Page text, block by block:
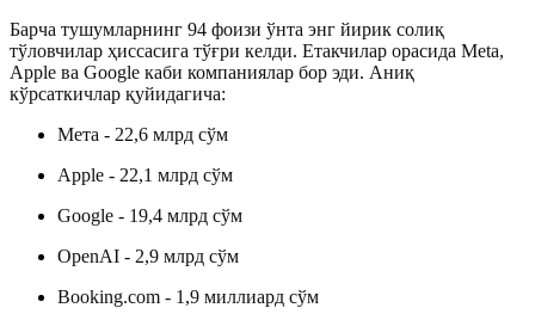
Барча тушумларнинг 94 фоизи ўнта энг йирик солиқ
тўловчилар ҳиссасига тўғри келди. Етакчилар орасида Meta,
Apple ва Google каби компаниялар бор эди. Аниқ
кўрсаткичлар қуйидагича:
Мета - 22,6 млрд сўм
Apple - 22,1 млрд сўм
Google - 19,4 млрд сўм
OpenAI - 2,9 млрд сўм
Booking.com - 1,9 миллиард сўм